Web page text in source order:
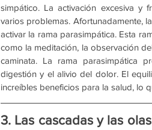
simpático. La activación excesiva y
varios problemas. Afortunadamente,
activar la rama parasimpática. Esta
como la meditación, la observación
caminata. La rama parasimpática
digestión y el alivio del dolor. El
increíbles beneficios para la salud, lo
3. Las cascadas y las